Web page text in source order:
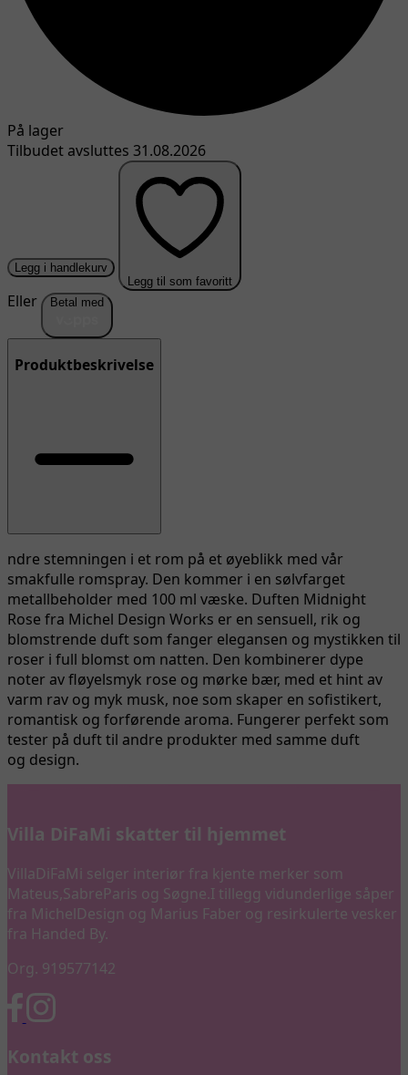
På lager
Tilbudet avsluttes 31.08.2026
Legg i handlekurv
Legg til som favoritt
Eller Betal med
Produktbeskrivelse
ndre stemningen i et rom på et øyeblikk med vår
smakfulle romspray. Den kommer i en sølvfarget
metallbeholder med 100 ml væske. Duften Midnight
Rose fra Michel Design Works er en sensuell, rik og
blomstrende duft som fanger elegansen og mystikken til
roser i full blomst om natten. Den kombinerer dype
noter av fløyelsmyk rose og mørke bær, med et hint av
varm rav og myk musk, noe som skaper en sofistikert,
romantisk og forførende aroma. Fungerer perfekt som
tester på duft til andre produkter med samme duft
og design.
Villa DiFaMi skatter til hjemmet
VillaDiFaMi selger interiør fra kjente merker som
Mateus,SabreParis og Søgne.I tillegg vidunderlige såper
fra MichelDesign og Marius Faber og resirkulerte vesker
fra Handed By.
Org. 919577142
Kontakt oss